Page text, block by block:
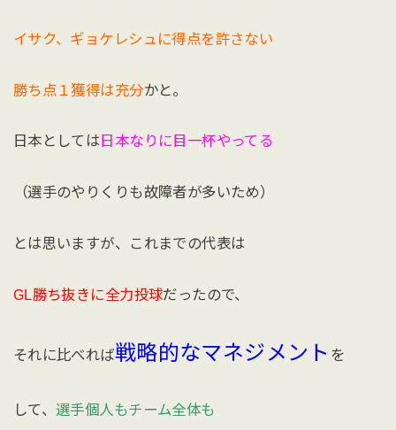
イサク、ギョケレシュに得点を許さない
勝ち点１獲得は充分かと。
日本としては 日本なりに目一杯やってる
（選手のやりくりも故障者が多いため）
とは思いますが、これまでの代表は
GL勝ち抜きに全力投球だったので、
それに比べれば戦略的なマネジメント を
して、選手個人もチーム全体も